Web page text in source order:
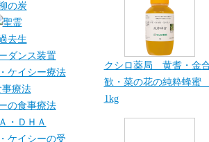
クシロ薬局 黄耆・金
歓・菜の花の純粋蜂
1kg